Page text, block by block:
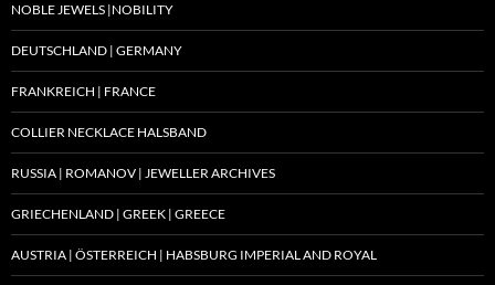
NOBLE JEWELS |NOBILITY
DEUTSCHLAND | GERMANY
FRANKREICH | FRANCE
COLLIER NECKLACE HALSBAND
RUSSIA | ROMANOV | JEWELLER ARCHIVES
GRIECHENLAND | GREEK | GREECE
AUSTRIA | ÖSTERREICH | HABSBURG IMPERIAL AND ROYAL